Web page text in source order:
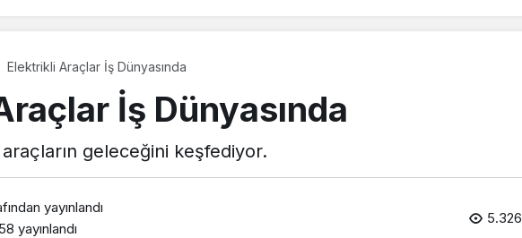
Elektrikli Araçlar İş Dünyasında
İş Dünyasında
geleceğini keşfediyor.
yayınlandı
yayınlandı
5.326